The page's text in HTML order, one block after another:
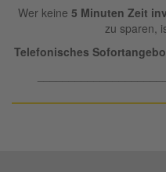
Wer keine 5 Minuten Zeit
zu sparen,
Telefonisches